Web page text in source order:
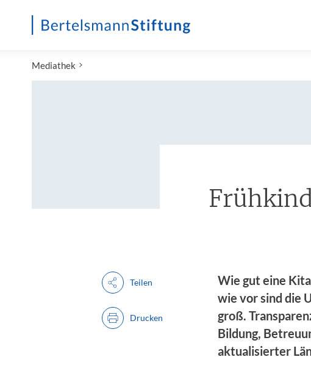
Mediathek
Wie gut eine
wie vor sind die
groß.
Bildung,
aktualisierter
Teilen
Drucken